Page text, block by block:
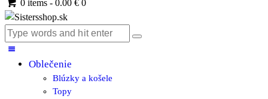
0 items - 0.00 € 0
Oblečenie
Blúzky a košele
Topy